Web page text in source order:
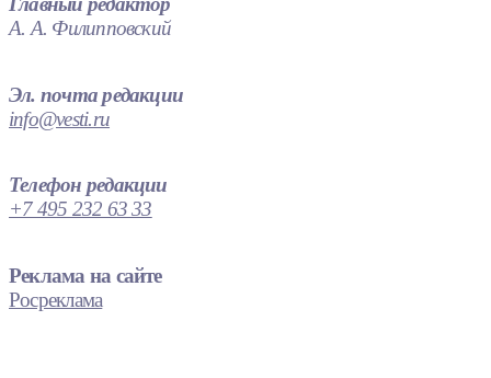
А. А. Филипповский
Эл. почта редакции
info@vesti.ru
Телефон редакции
+7 495 232 63 33
Реклама на сайте
Росреклама